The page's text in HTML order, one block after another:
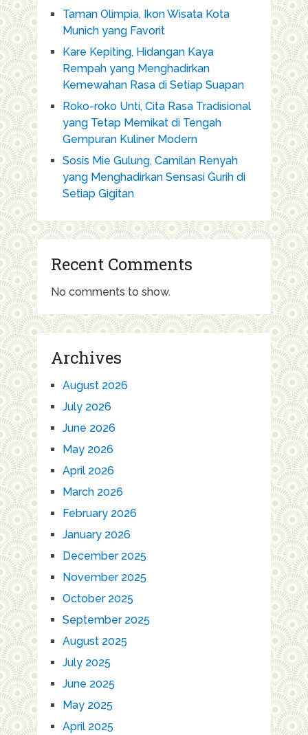
Taman Olimpia, Ikon Wisata Kota
Munich yang Favorit
Kare Kepiting, Hidangan Kaya
Rempah yang Menghadirkan
Kemewahan Rasa di Setiap Suapan
Roko-roko Unti, Cita Rasa Tradisional
yang Tetap Memikat di Tengah
Gempuran Kuliner Modern
Sosis Mie Gulung, Camilan Renyah
yang Menghadirkan Sensasi Gurih di
Setiap Gigitan
Recent Comments
No comments to show.
Archives
August 2026
July 2026
June 2026
May 2026
April 2026
March 2026
February 2026
January 2026
December 2025
November 2025
October 2025
September 2025
August 2025
July 2025
June 2025
May 2025
April 2025